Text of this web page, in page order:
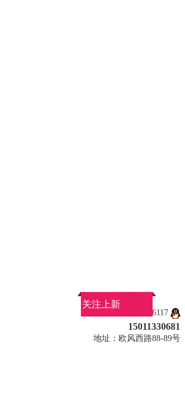
QQ：275096117
15011330681
地址：欧风西路88-89号
关注上新